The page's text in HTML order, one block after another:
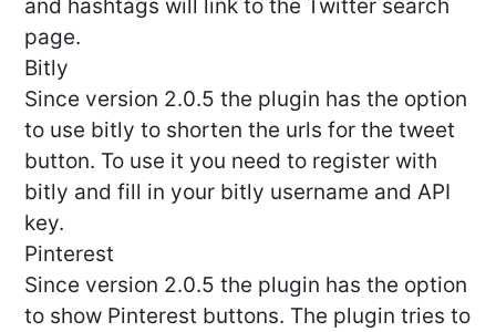
and hashtags will link to the Twitter search
page.
Bitly
Since version 2.0.5 the plugin has the option
to use bitly to shorten the urls for the tweet
button. To use it you need to register with
bitly and fill in your bitly username and API
key.
Pinterest
Since version 2.0.5 the plugin has the option
to show Pinterest buttons. The plugin tries to